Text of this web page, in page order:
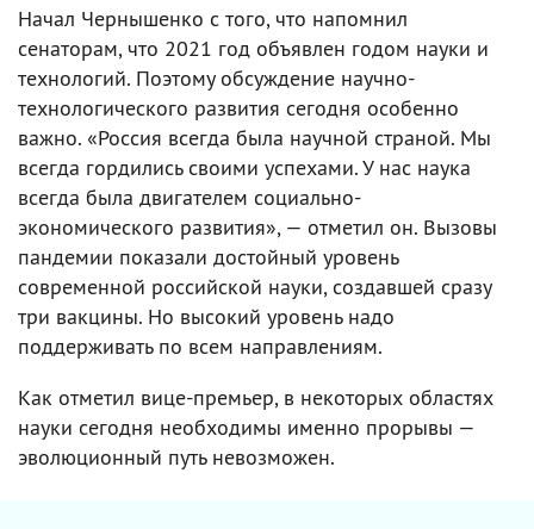
Начал Чернышенко с того, что напомнил
сенаторам, что 2021 год объявлен годом науки и
технологий. Поэтому обсуждение научно-
технологического развития сегодня особенно
важно. «Россия всегда была научной страной. Мы
всегда гордились своими успехами. У нас наука
всегда была двигателем социально-
экономического развития», — отметил он. Вызовы
пандемии показали достойный уровень
современной российской науки, создавшей сразу
три вакцины. Но высокий уровень надо
поддерживать по всем направлениям.
Как отметил вице-премьер, в некоторых областях
науки сегодня необходимы именно прорывы —
эволюционный путь невозможен.